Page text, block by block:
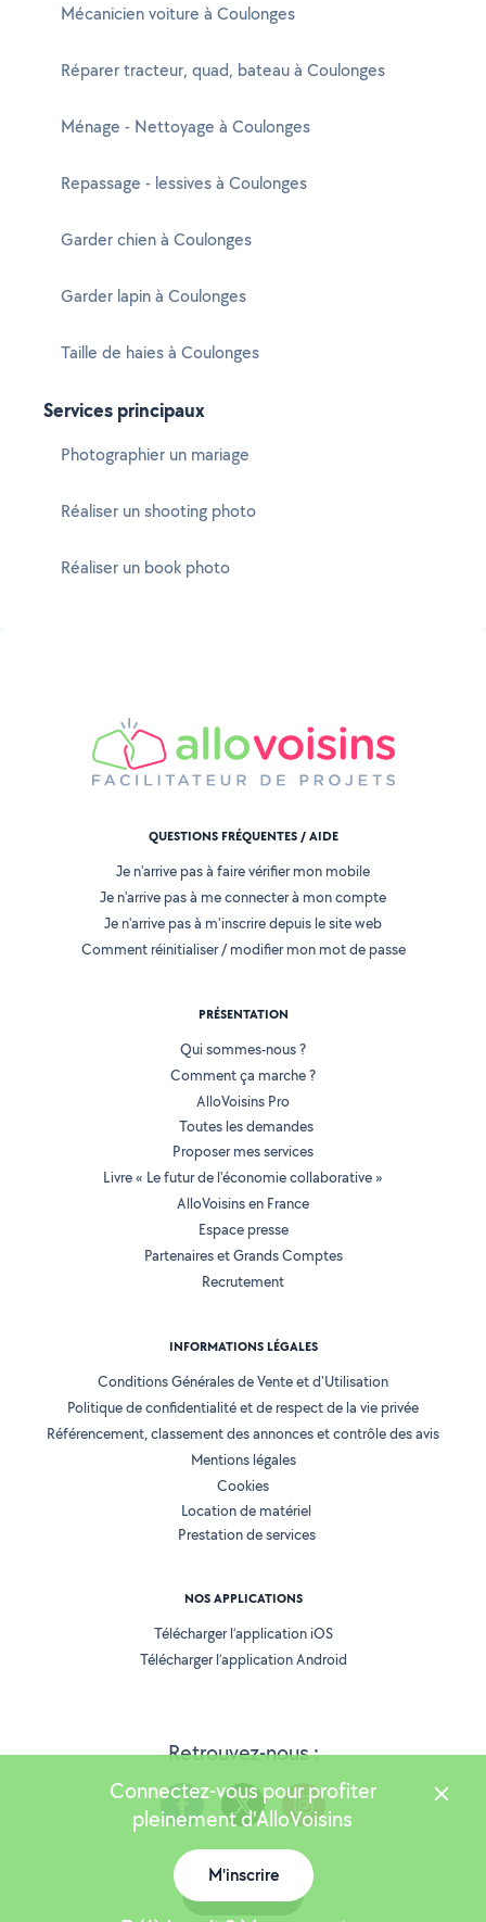
Mécanicien voiture à Coulonges
Réparer tracteur, quad, bateau à Coulonges
Ménage - Nettoyage à Coulonges
Repassage - lessives à Coulonges
Garder chien à Coulonges
Garder lapin à Coulonges
Taille de haies à Coulonges
Services principaux
Photographier un mariage
Réaliser un shooting photo
Réaliser un book photo
Retrouvez-nous :
QUESTIONS FRÉQUENTES / AIDE
Je n'arrive pas à faire vérifier mon mobile
Je n'arrive pas à me connecter à mon compte
Je n'arrive pas à m'inscrire depuis le site web
Comment réinitialiser / modifier mon mot de passe
PRÉSENTATION
Qui sommes-nous ?
Comment ça marche ?
AlloVoisins Pro
Toutes les demandes
Proposer mes services
Livre « Le futur de l'économie collaborative »
AlloVoisins en France
Espace presse
Partenaires et Grands Comptes
Recrutement
INFORMATIONS LÉGALES
Conditions Générales de Vente et d'Utilisation
Politique de confidentialité et de respect de la vie privée
Référencement, classement des annonces et contrôle des avis
Mentions légales
Cookies
Location de matériel
Prestation de services
NOS APPLICATIONS
Télécharger l’application iOS
Télécharger l’application Android
Version 25.6.0
Connectez-vous pour profiter
pleinement d'AlloVoisins
M'inscrire